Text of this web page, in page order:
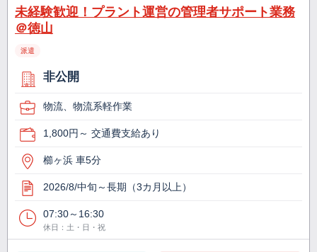
未経験歓迎！プラント運営の管理者サポート業務
＠徳山
派遣
非公開
物流、物流系軽作業
1,800円～ 交通費支給あり
櫛ヶ浜 車5分
2026/8/中旬～長期（3カ月以上）
07:30～16:30
休日：土・日・祝